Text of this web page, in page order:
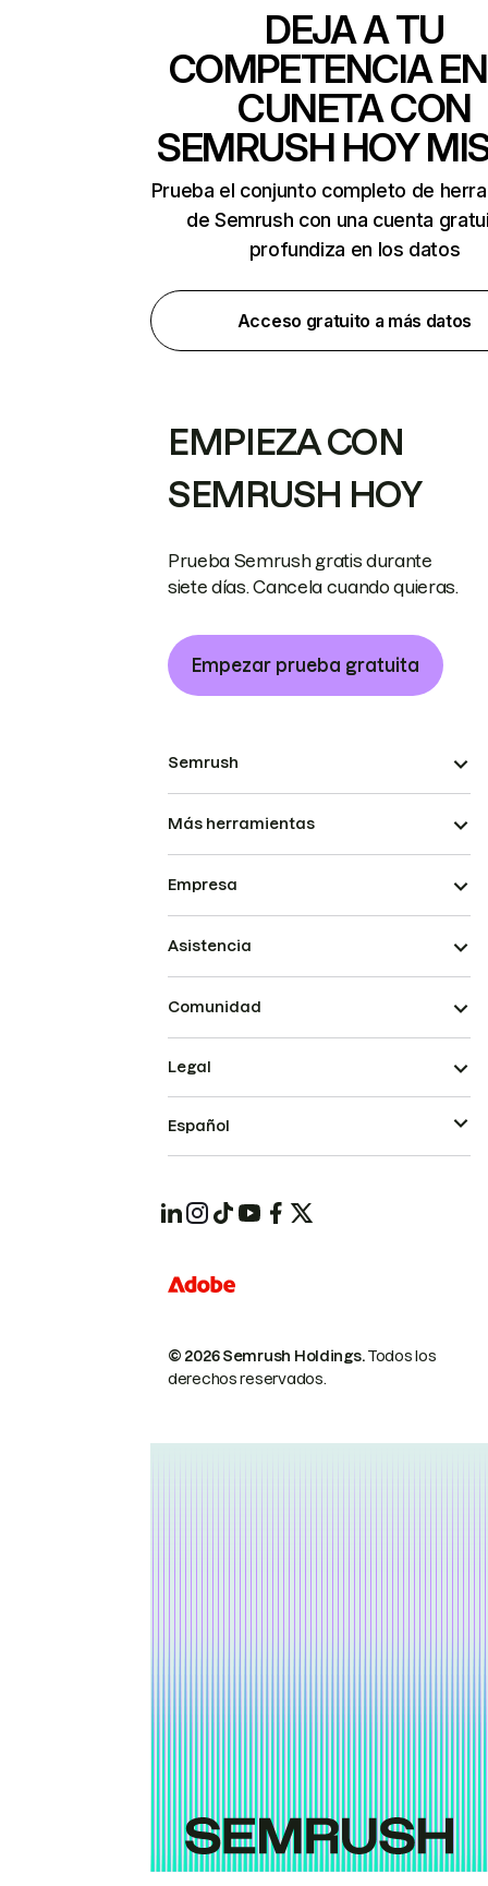
DEJA A TU
COMPETENCIA
CUNETA CON
SEMRUSH HOY
Prueba el conjunto completo de
de Semrush con una cuenta
profundiza en los datos
Acceso gratuito a más datos
EMPIEZA CON
SEMRUSH HOY
Prueba Semrush gratis durante
siete días. Cancela cuando quieras.
Empezar prueba gratuita
Semrush
Más herramientas
Empresa
Asistencia
Comunidad
© 2026 Semrush Holdings.Todos los
derechos reservados.
Legal
Español